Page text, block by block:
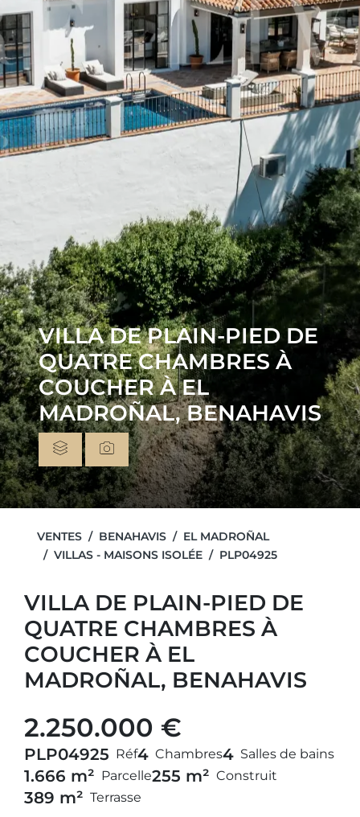
VILLA DE PLAIN-PIED DE
QUATRE CHAMBRES À
COUCHER À EL
MADROÑAL, BENAHAVIS
VENTES BENAHAVIS
EL MADROÑAL
VILLAS - MAISONS ISOLÉE
PLP04925
VILLA DE PLAIN-PIED DE
QUATRE CHAMBRES À
COUCHER À EL
MADROÑAL, BENAHAVIS
2.250.000 €
PLP04925 Réf4 Chambres4 Salles de bains
1.666 m² Parcelle255 m² Construit
389 m² Terrasse